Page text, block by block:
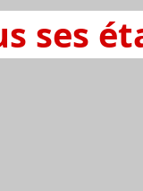
ses